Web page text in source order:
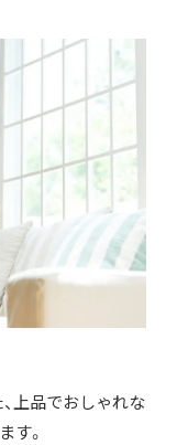
、上品でおしゃれな
す。